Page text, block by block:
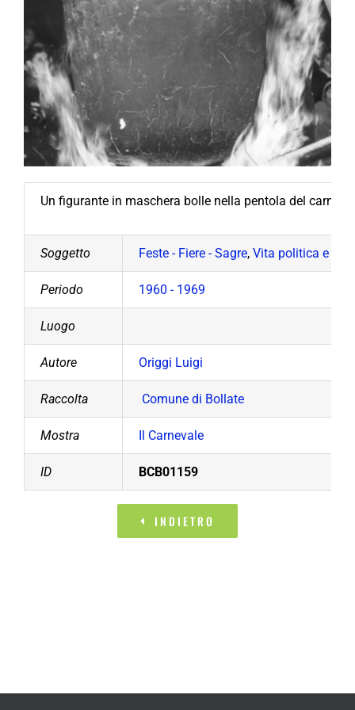
Un figurante in maschera bolle nella pentola del
Soggetto Feste - Fiere - Sagre, Vita politica e
Periodo 1960 - 1969
Luogo
Autore Origgi Luigi
Raccolta Comune di Bollate
Mostra Il Carnevale
ID BCB01159
INDIETRO